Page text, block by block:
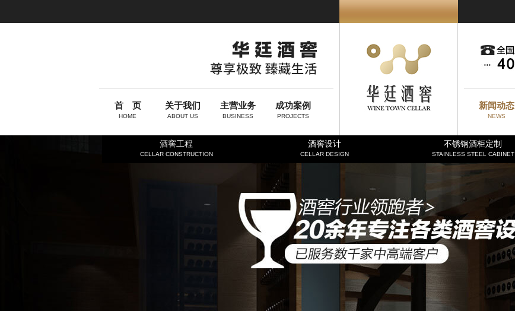
首 页
HOME
关于我们
ABOUT US
主营业务
BUSINESS
成功案例
PROJECTS
新闻动态
NEWS
酒窖工程
CELLAR CONSTRUCTION
酒窖设计
CELLAR DESIGN
不锈钢酒柜定制
STAINLESS STEEL CABINET